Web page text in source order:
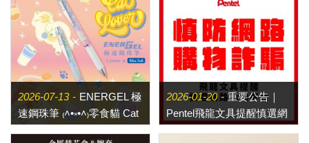
2026-07-13
ENERGEL 極
速鋼珠筆 ₍˄•༝•˄₎零食貓 Cat
2026-01-20
重要公告｜
Pentel飛龍文具提醒慎選網